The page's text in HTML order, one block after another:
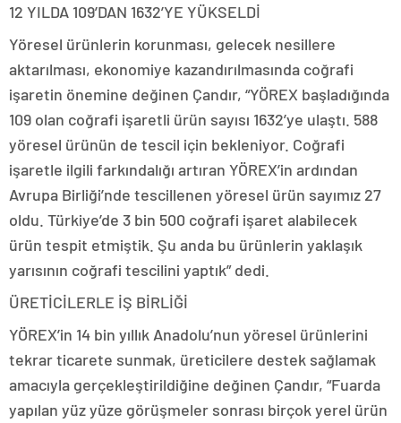
12 YILDA 109’DAN 1632’YE YÜKSELDİ
Yöresel ürünlerin korunması, gelecek nesillere
aktarılması, ekonomiye kazandırılmasında coğrafi
işaretin önemine değinen Çandır, “YÖREX başladığında
109 olan coğrafi işaretli ürün sayısı 1632’ye ulaştı. 588
yöresel ürünün de tescil için bekleniyor. Coğrafi
işaretle ilgili farkındalığı artıran YÖREX’in ardından
Avrupa Birliği’nde tescillenen yöresel ürün sayımız 27
oldu. Türkiye’de 3 bin 500 coğrafi işaret alabilecek
ürün tespit etmiştik. Şu anda bu ürünlerin yaklaşık
yarısının coğrafi tescilini yaptık” dedi.
ÜRETİCİLERLE İŞ BİRLİĞİ
YÖREX’in 14 bin yıllık Anadolu’nun yöresel ürünlerini
tekrar ticarete sunmak, üreticilere destek sağlamak
amacıyla gerçekleştirildiğine değinen Çandır, “Fuarda
yapılan yüz yüze görüşmeler sonrası birçok yerel ürün